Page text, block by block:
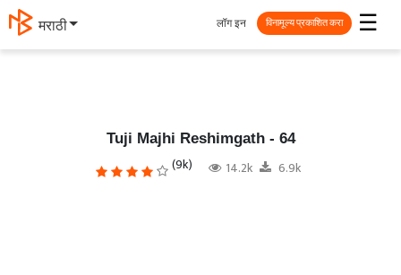
मराठी ☰
लॉग इन विनामूल्य प्रकाशित करा
Tuji Majhi Reshimgath - 64
(9k) 14.2k 6.9k